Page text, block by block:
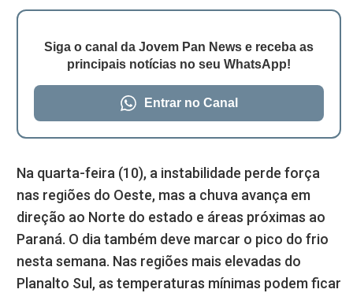
Siga o canal da Jovem Pan News e receba as
principais notícias no seu WhatsApp!
Entrar no Canal
Na quarta-feira (10), a instabilidade perde força
nas regiões do Oeste, mas a chuva avança em
direção ao Norte do estado e áreas próximas ao
Paraná. O dia também deve marcar o pico do frio
nesta semana. Nas regiões mais elevadas do
Planalto Sul, as temperaturas mínimas podem ficar